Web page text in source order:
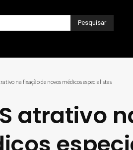
Pesquisar
na fixação de novos médicos especialistas
atrativo